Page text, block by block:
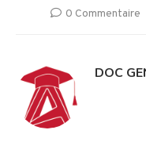
0 Commentaire
DOC